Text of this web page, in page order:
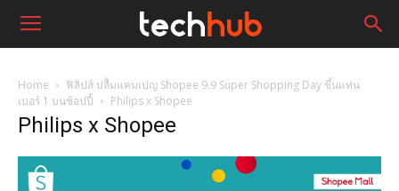
Home
ฟิลิปส์ ปลื้มแคมเปญ Shopee 9.9 Super Shopping Day ขึ้นแท่น
เบอร์ 1 บนช้อปปี้
Philips x Shopee
Philips x Shopee